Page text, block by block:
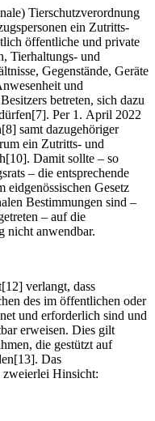
Tierschutzverordnung
ein Zutritts-
öffentliche und private
Tierhaltungs- und
Gegenstände, Geräte
und
betreten, sich dazu
Per 1. April 2022
samt dazugehöriger
ein Zutritts- und
Damit sollte – so
– die entsprechende
eidgenössischen Gesetz
Bestimmungen sind –
– auf die
nicht anwendbar.
verlangt, dass
des im öffentlichen oder
und erforderlich sind und
erweisen. Dies gilt
die gestützt auf
Das
zweierlei Hinsicht: